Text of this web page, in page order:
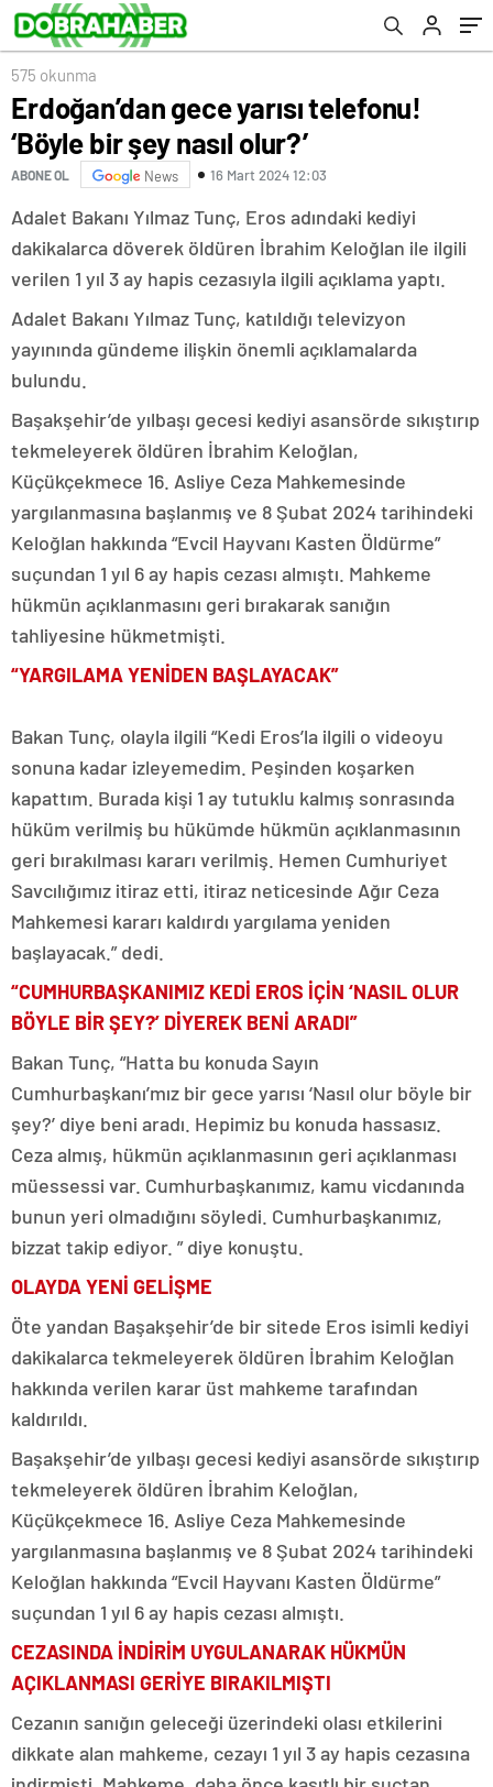
575 okunma
Erdoğan’dan gece yarısı telefonu!
‘Böyle bir şey nasıl olur?’
ABONE OL News 16 Mart 2024 12:03
Adalet Bakanı Yılmaz Tunç, Eros adındaki kediyi
dakikalarca döverek öldüren İbrahim Keloğlan ile ilgili
verilen 1 yıl 3 ay hapis cezasıyla ilgili açıklama yaptı.
Adalet Bakanı Yılmaz Tunç, katıldığı televizyon
yayınında gündeme ilişkin önemli açıklamalarda
bulundu.
Başakşehir’de yılbaşı gecesi kediyi asansörde sıkıştırıp
tekmeleyerek öldüren İbrahim Keloğlan,
Küçükçekmece 16. Asliye Ceza Mahkemesinde
yargılanmasına başlanmış ve 8 Şubat 2024 tarihindeki
Keloğlan hakkında “Evcil Hayvanı Kasten Öldürme”
suçundan 1 yıl 6 ay hapis cezası almıştı. Mahkeme
hükmün açıklanmasını geri bırakarak sanığın
tahliyesine hükmetmişti.
“YARGILAMA YENİDEN BAŞLAYACAK”
Bakan Tunç, olayla ilgili “Kedi Eros’la ilgili o videoyu
sonuna kadar izleyemedim. Peşinden koşarken
kapattım. Burada kişi 1 ay tutuklu kalmış sonrasında
hüküm verilmiş bu hükümde hükmün açıklanmasının
geri bırakılması kararı verilmiş. Hemen Cumhuriyet
Savcılığımız itiraz etti, itiraz neticesinde Ağır Ceza
Mahkemesi kararı kaldırdı yargılama yeniden
başlayacak.” dedi.
“CUMHURBAŞKANIMIZ KEDİ EROS İÇİN ‘NASIL OLUR
BÖYLE BİR ŞEY?’ DİYEREK BENİ ARADI”
Bakan Tunç, “Hatta bu konuda Sayın
Cumhurbaşkanı’mız bir gece yarısı ‘Nasıl olur böyle bir
şey?’ diye beni aradı. Hepimiz bu konuda hassasız.
Ceza almış, hükmün açıklanmasının geri açıklanması
müessessi var. Cumhurbaşkanımız, kamu vicdanında
bunun yeri olmadığını söyledi. Cumhurbaşkanımız,
bizzat takip ediyor. ” diye konuştu.
OLAYDA YENİ GELİŞME
Öte yandan Başakşehir’de bir sitede Eros isimli kediyi
dakikalarca tekmeleyerek öldüren İbrahim Keloğlan
hakkında verilen karar üst mahkeme tarafından
kaldırıldı.
Başakşehir’de yılbaşı gecesi kediyi asansörde sıkıştırıp
tekmeleyerek öldüren İbrahim Keloğlan,
Küçükçekmece 16. Asliye Ceza Mahkemesinde
yargılanmasına başlanmış ve 8 Şubat 2024 tarihindeki
Keloğlan hakkında “Evcil Hayvanı Kasten Öldürme”
suçundan 1 yıl 6 ay hapis cezası almıştı.
CEZASINDA İNDİRİM UYGULANARAK HÜKMÜN
AÇIKLANMASI GERİYE BIRAKILMIŞTI
Cezanın sanığın geleceği üzerindeki olası etkilerini
dikkate alan mahkeme, cezayı 1 yıl 3 ay hapis cezasına